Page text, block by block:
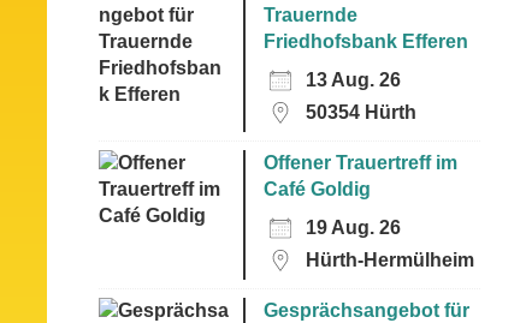
Trauernde
Friedhofsbank Efferen
13 Aug. 26
50354 Hürth
Offener Trauertreff im
Café Goldig
19 Aug. 26
Hürth-Hermülheim
Gesprächsangebot für